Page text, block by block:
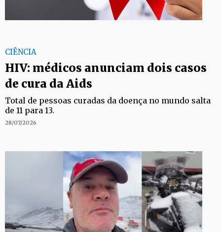
CIÊNCIA
HIV: médicos anunciam dois casos
de cura da Aids
Total de pessoas curadas da doença no mundo salta
de 11 para 13.
28/07/2026